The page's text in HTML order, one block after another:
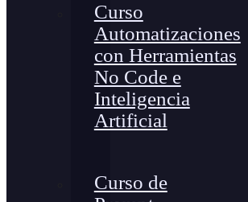
Curso
Automatizaciones
con Herramientas
No Code e
Inteligencia
Artificial
Curso de